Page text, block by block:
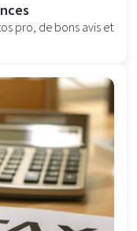
pro, de bons avis et